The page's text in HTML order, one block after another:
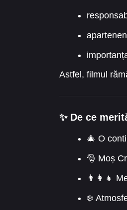
Astfel, filmul
✨ De ce
🎄 O
🎅 Moș
👨‍👩‍👧
❄️